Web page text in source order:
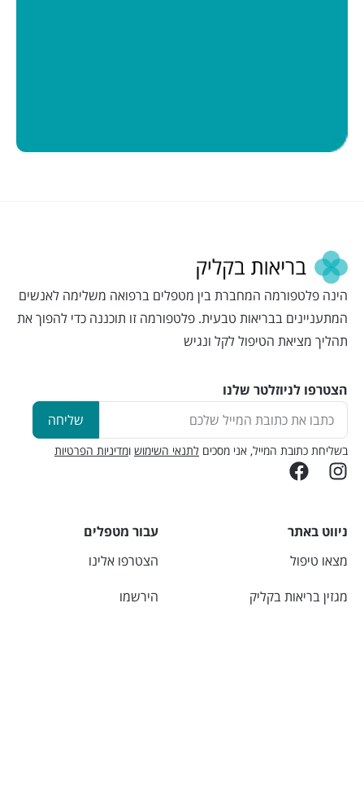
הינה פלטפורמה המחברת בין מטפלים ברפואה משלימה לאנשים
המתעניינים בבריאות טבעית. פלטפורמה זו תוכננה כדי להפוך את
תהליך מציאת הטיפול לקל ונגיש
הצטרפו לניוזלטר שלנו
שליחה
בשליחת כתובת המייל, אני מסכים לתנאי השימוש ומדיניות הפרטיות
עבור מטפלים
הצטרפו אלינו
הירשמו
ניווט באתר
מצאו טיפול
מגזין בריאות בקליק